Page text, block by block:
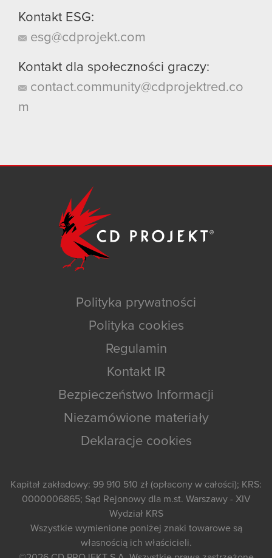
Kontakt ESG:
esg@cdprojekt.com
Kontakt dla społeczności graczy:
contact.community@cdprojektred.co
m
Polityka prywatności
Polityka cookies
Regulamin
Kontakt IR
Bezpieczeństwo Informacji
Niezamówione materiały
Deklaracje cookies
Kapitał zakładowy: 99 910 510 zł (opłacony w całości); KRS:
0000006865; Sąd Rejonowy dla m.st. Warszawy - XIV
Wydział KRS
Wszystkie wymienione poniżej znaki towarowe są
własnością ich właścicieli.